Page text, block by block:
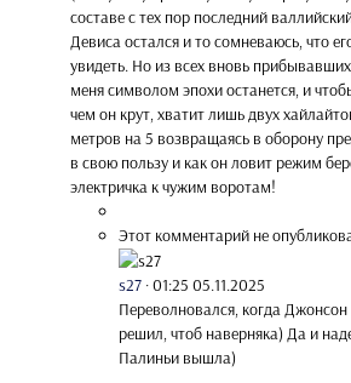
составе с тех пор последний
Девиса остался и то сомневаюсь, что
увидеть. Но из всех вновь
меня символом эпохи останется, и
чем он крут, хватит лишь двух
метров на 5 возвращаясь в оборону
в свою пользу и как он ловит режим
электричка к чужим воротам!
Этот комментарий не
s27 ·01:25 05.11.2025
Переволновался, когда Джонсон
решил, чтоб наверняка) Да и
Палиньи вышла)